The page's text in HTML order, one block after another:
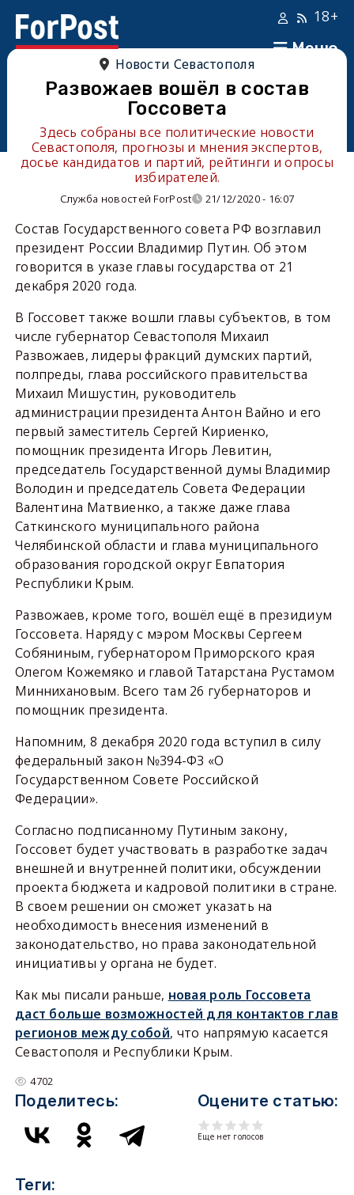
Меню
18+
Новости Севастополя
Развожаев вошёл в состав
Госсовета
Здесь собраны все политические новости
Севастополя, прогнозы и мнения экспертов,
досье кандидатов и партий, рейтинги и опросы
избирателей.
Служба новостей ForPost 21/12/2020 - 16:07
Состав Государственного совета РФ возглавил
президент России Владимир Путин. Об этом
говорится в указе главы государства от 21
декабря 2020 года.
В Госсовет также вошли главы субъектов, в том
числе губернатор Севастополя Михаил
Развожаев, лидеры фракций думских партий,
полпреды, глава российского правительства
Михаил Мишустин, руководитель
администрации президента Антон Вайно и его
первый заместитель Сергей Кириенко,
помощник президента Игорь Левитин,
председатель Государственной думы Владимир
Володин и председатель Совета Федерации
Валентина Матвиенко, а также даже глава
Саткинского муниципального района
Челябинской области и глава муниципального
образования городской округ Евпатория
Республики Крым.
Развожаев, кроме того, вошёл ещё в президиум
Госсовета. Наряду с мэром Москвы Сергеем
Собяниным, губернатором Приморского края
Олегом Кожемяко и главой Татарстана Рустамом
Миннихановым. Всего там 26 губернаторов и
помощник президента.
Напомним, 8 декабря 2020 года вступил в силу
федеральный закон №394-ФЗ «О
Государственном Совете Российской
Федерации».
Согласно подписанному Путиным закону,
Госсовет будет участвовать в разработке задач
внешней и внутренней политики, обсуждении
проекта бюджета и кадровой политики в стране.
В своем решении он сможет указать на
необходимость внесения изменений в
законодательство, но права законодательной
инициативы у органа не будет.
Как мы писали раньше, новая роль Госсовета
даст больше возможностей для контактов глав
регионов между собой, что напрямую касается
Севастополя и Республики Крым.
4702
Поделитесь: Оцените статью:
Еще нет голосов
Теги: